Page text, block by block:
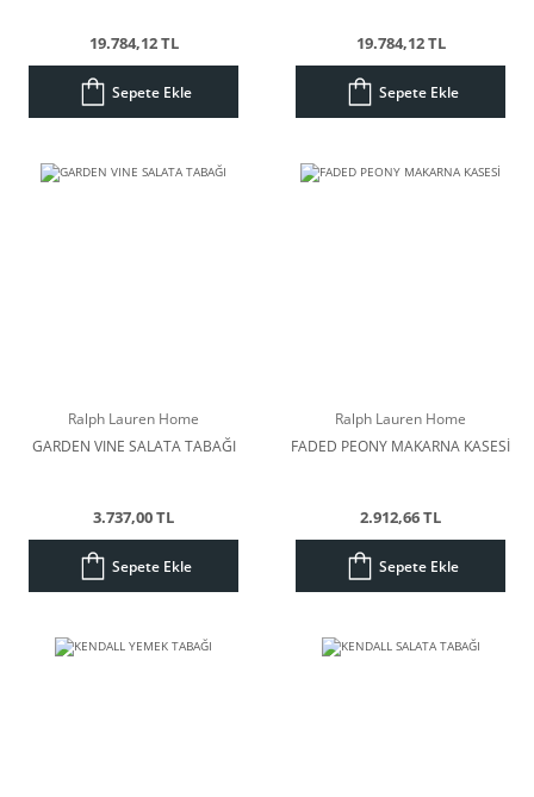
19.784,12 TL
Sepete Ekle
19.784,12 TL
Sepete Ekle
Ralph Lauren Home
GARDEN VINE SALATA TABAĞI
3.737,00 TL
Sepete Ekle
Ralph Lauren Home
FADED PEONY MAKARNA KASESİ
2.912,66 TL
Sepete Ekle